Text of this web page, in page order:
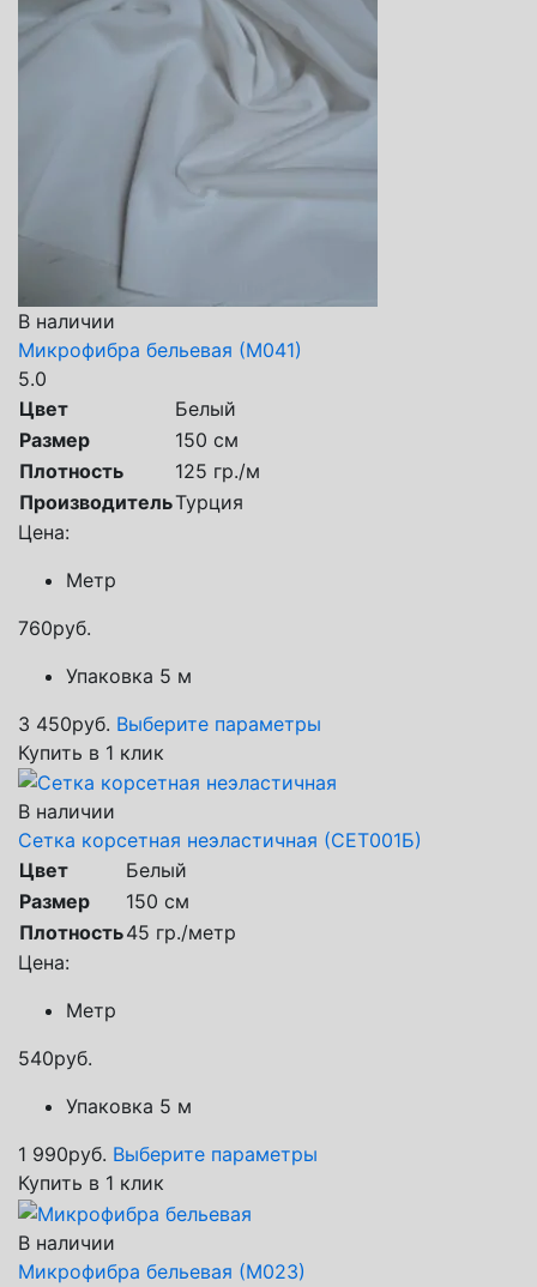
В наличии
Микрофибра бельевая (М041)
5.0
Цвет
Белый
Размер
150 см
Плотность
125 гр./м
ПроизводительТурция
Цена:
Метр
760руб.
Упаковка 5 м
3 450руб. Выберите параметры
Купить в 1 клик
В наличии
Сетка корсетная неэластичная (СЕТ001Б)
Цвет
Белый
Размер
150 см
Плотность45 гр./метр
Цена:
Метр
540руб.
Упаковка 5 м
1 990руб. Выберите параметры
Купить в 1 клик
В наличии
Микрофибра бельевая (М023)